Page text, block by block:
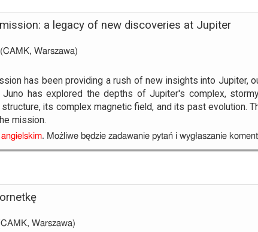
a legacy of new discoveries at Jupiter
Warszawa)
has been providing a rush of new insights into Jupiter,
has explored the depths of Jupiter's complex,
its complex magnetic field, and its past evolution.
mission.
. Możliwe będzie zadawanie pytań i wygłaszanie
Warszawa)